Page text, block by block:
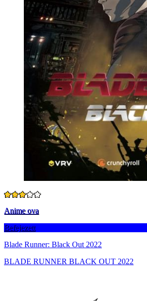
Anime ova
Befejezett
Blade Runner: Black Out 2022
BLADE RUNNER BLACK OUT 2022